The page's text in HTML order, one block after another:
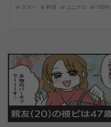
スタバ 料理 ユニクロ 100均